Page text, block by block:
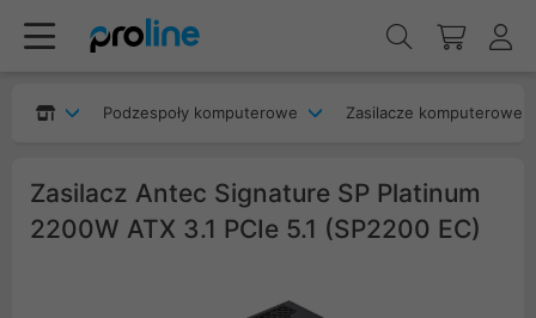
Podzespoły komputerowe Zasilacze komputerowe
Zasilacz Antec Signature SP Platinum
2200W ATX 3.1 PCIe 5.1 (SP2200 EC)